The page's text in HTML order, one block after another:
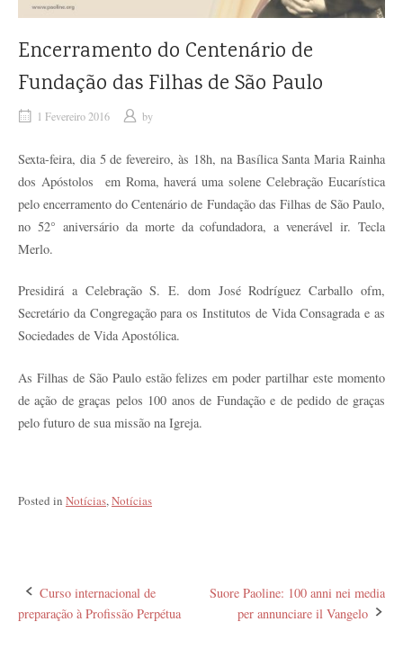
Encerramento do Centenário de
Fundação das Filhas de São Paulo
1 Fevereiro 2016 by
Sexta-feira, dia 5 de fevereiro, às 18h, na Basílica Santa Maria Rainha
dos Apóstolos em Roma, haverá uma solene Celebração Eucarística
pelo encerramento do Centenário de Fundação das Filhas de São Paulo,
no 52° aniversário da morte da cofundadora, a venerável ir. Tecla
Merlo.
Presidirá a Celebração S. E. dom José Rodríguez Carballo ofm,
Secretário da Congregação para os Institutos de Vida Consagrada e as
Sociedades de Vida Apostólica.
As Filhas de São Paulo estão felizes em poder partilhar este momento
de ação de graças pelos 100 anos de Fundação e de pedido de graças
pelo futuro de sua missão na Igreja.
Posted in Notícias, Notícias
Post
Curso internacional de
preparação à Profissão Perpétua
Suore Paoline: 100 anni nei media
per annunciare il Vangelo